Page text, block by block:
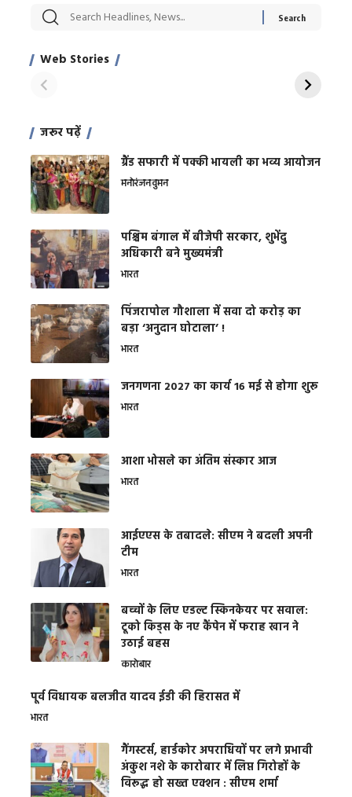
Web Stories
सट्टेबाजी में अरेस्ट हुए
साहिल खान
रोज एक कच्चे लहसुन
जरूर पढ़ें
ग्रैंड सफारी में पक्की भायली का भव्य आयोजन
मनोरंजनवुमन
पश्चिम बंगाल में बीजेपी सरकार, शुभेंदु
अधिकारी बने मुख्यमंत्री
भारत
​पिंजरापोल गौशाला में सवा दो करोड़ का
बड़ा ‘अनुदान घोटाला’ !
भारत
जनगणना 2027 का कार्य 16 मई से होगा शुरू
भारत
आशा भोसले का अंतिम संस्कार आज
भारत
आईएएस के तबादले: सीएम ने बदली अपनी
टीम
भारत
बच्चों के लिए एडल्ट स्किनकेयर पर सवाल:
टूको किड्स के नए कैंपेन में फराह खान ने
उठाई बहस
कारोबार
पूर्व विधायक बलजीत यादव ईडी की हिरासत में
भारत
गैंगस्टर्स, हार्डकोर अपराधियों पर लगे प्रभावी
अंकुश नशे के कारोबार में लिप्त गिरोहों के
विरूद्ध हो सख्त एक्शन : सीएम शर्मा